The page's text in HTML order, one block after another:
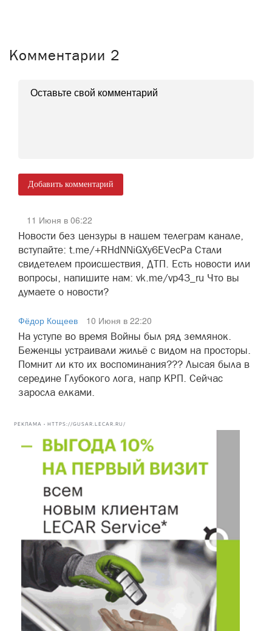
Комментарии 2
Добавить комментарий
11 Июня в 06:22
Новости без цензуры в нашем телеграм канале,
вступайте: t.me/+RHdNNiGXy6EVecPa Стали
свидетелем происшествия, ДТП. Есть новости или
вопросы, напишите нам: vk.me/vp43_ru Что вы
думаете о новости?
Фёдор Кощеев
10 Июня в 22:20
На уступе во время Войны был ряд землянок.
Беженцы устраивали жильё с видом на просторы.
Помнит ли кто их воспоминания??? Лысая была в
середине Глубокого лога, напр КРП. Сейчас
заросла елками.
РЕКЛАМА • HTTPS://GUSAR.LECAR.RU/